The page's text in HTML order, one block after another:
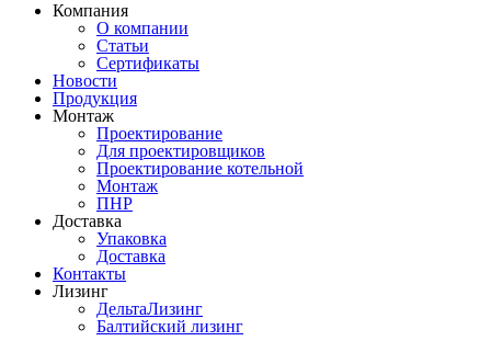
Компания
О компании
Статьи
Сертификаты
Новости
Продукция
Монтаж
Проектирование
Для проектировщиков
Проектирование котельной
Монтаж
ПНР
Доставка
Упаковка
Доставка
Контакты
Лизинг
ДельтаЛизинг
Балтийский лизинг